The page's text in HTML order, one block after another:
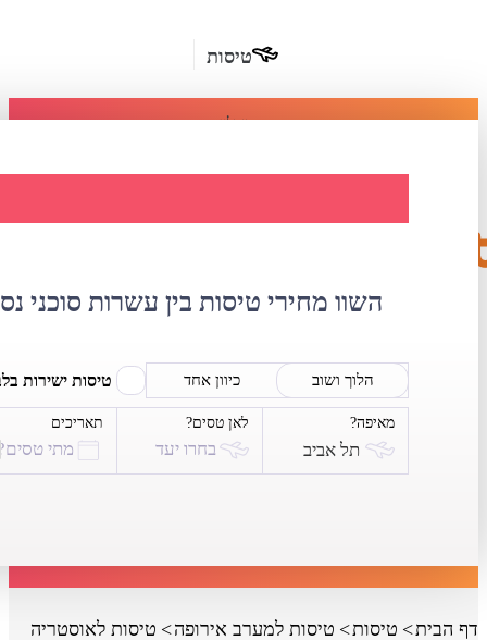
טיסות
מומלץ
בחו"ל
השכרת
רכב
השוו מחירי טיסות בין עשרות סוכני
הלוך ושוב כיוון אחד טיסות ישירות
מאיפה?
תל אביב
לאן טסים?
בחרו יעד
תאריכים
מתי
דף הבית טיסות טיסות למערב אירופה טיסות לאוסטריה